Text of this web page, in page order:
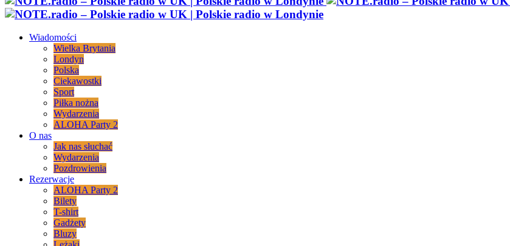
Wiadomości
Wielka Brytania
Londyn
Polska
Ciekawostki
Sport
Piłka nożna
Wydarzenia
ALOHA Party 2
O nas
Jak nas słuchać
Wydarzenia
Pozdrowienia
Rezerwacje
ALOHA Party 2
Bilety
T-shirt
Gadżety
Bluzy